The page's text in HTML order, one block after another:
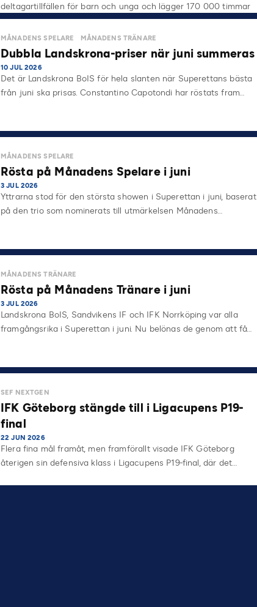
deltagartillfällen för barn och unga och lägger 170 000 timmar
på…
MÅNADENS SPELARE MÅNADENS TRÄNARE
Dubbla Landskrona-priser när juni summeras
10 JUL 2026
Det är Landskrona BoIS för hela slanten när Superettans bästa
från juni ska prisas. Constantino Capotondi har röstats fram…
MÅNADENS SPELARE
Rösta på Månadens Spelare i juni
3 JUL 2026
Yttrarna stod för den största showen i Superettan i juni, baserat
på den trio som nominerats till utmärkelsen Månadens…
MÅNADENS TRÄNARE
Rösta på Månadens Tränare i juni
3 JUL 2026
Landskrona BoIS, Sandvikens IF och IFK Norrköping var alla
framgångsrika i Superettan i juni. Nu belönas de genom att få…
SEF NEXTGEN
IFK Göteborg stängde till i Ligacupens P19-
final
22 JUN 2026
Flera fina mål framåt, men framförallt visade IFK Göteborg
återigen sin defensiva klass i Ligacupens P19-final, där det…